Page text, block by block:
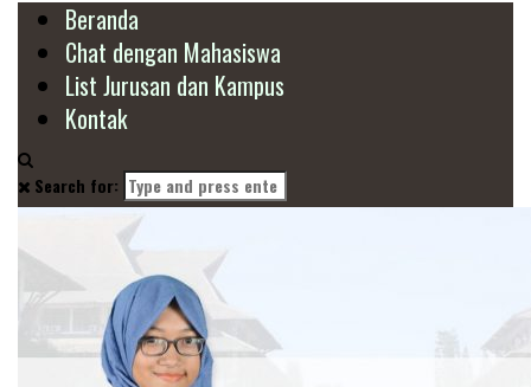
Beranda
Chat dengan Mahasiswa
List Jurusan dan Kampus
Kontak
Search for: